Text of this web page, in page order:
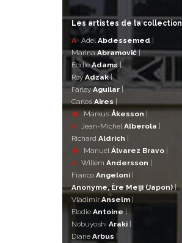
Les artistes de la collection
A Adel Abdessemed |
MarinaAbramović|
EddieAdams |
RoyAdzak|
FarleyAguilar |
Carlos Aires |
�
Markus Åkesson |
A
Jean-Michel Alberola |
Richard Aldrich |
�
Manuel Álvarez Bravo |
A Willem Andersson |
Franco Angeloni |
Anonyme, Ère Meiji (Japon)|
Vladimir Anselm |
Elodie Antoine|
Nobuyoshi Araki |
Diane Arbus |